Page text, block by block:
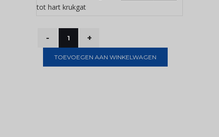
tot hart krukgat
TOEVOEGEN AAN WINKELWAGEN